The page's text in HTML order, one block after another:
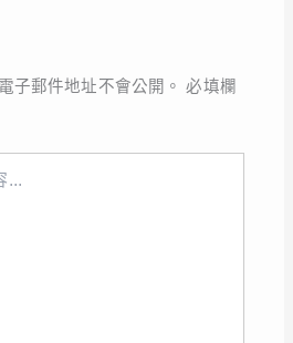
子郵件地址不會公開。 必填欄